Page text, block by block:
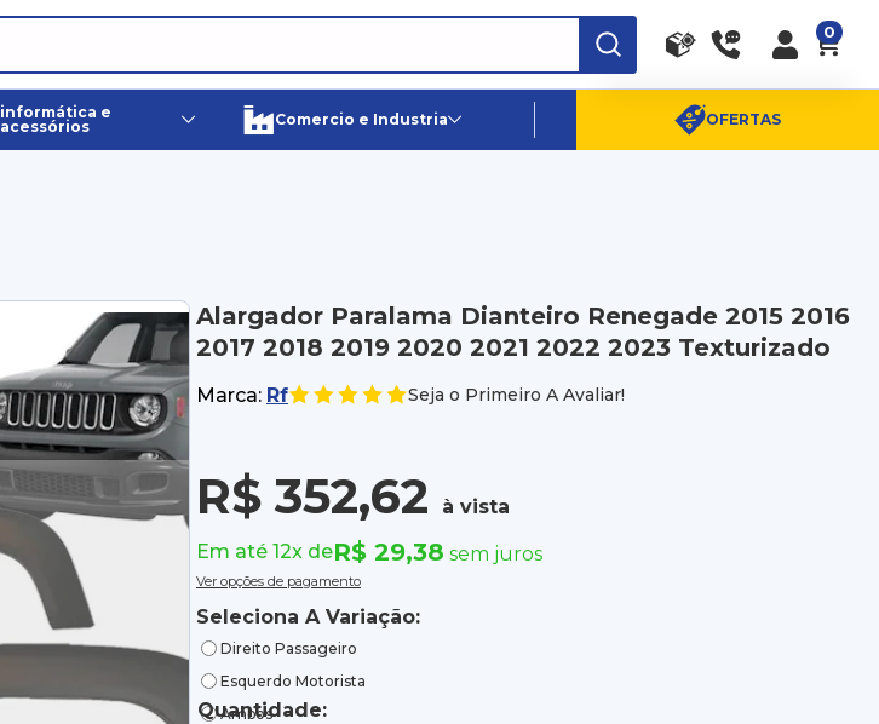
Canais de Atendimento
(11) 96359-6656
SAC:(11) 4003-0880
0
informática e
acessórios
Comercio e Industria OFERTAS
Alargador Paralama Dianteiro Renegade 2015 2016
2017 2018 2019 2020 2021 2022 2023 Texturizado
Marca: Rf Seja o Primeiro A Avaliar!
R$ 352,62
à vista
Em até 12x deR$ 29,38 sem juros
Ver opções de pagamento
Seleciona A Variação:
Direito Passageiro
Esquerdo Motorista
Ambos
Quantidade: